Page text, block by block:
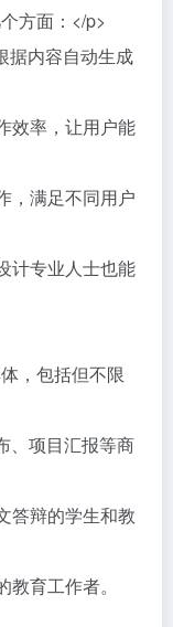
方面：</p>
据内容自动生成
效率，让用户能
，满足不同用户
计专业人士也能
，包括但不限
、项目汇报等商
答辩的学生和教
育工作者。